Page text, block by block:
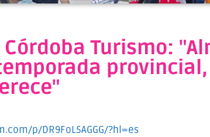
Turismo:
p/DR9FoL5AGGG/?hl=es